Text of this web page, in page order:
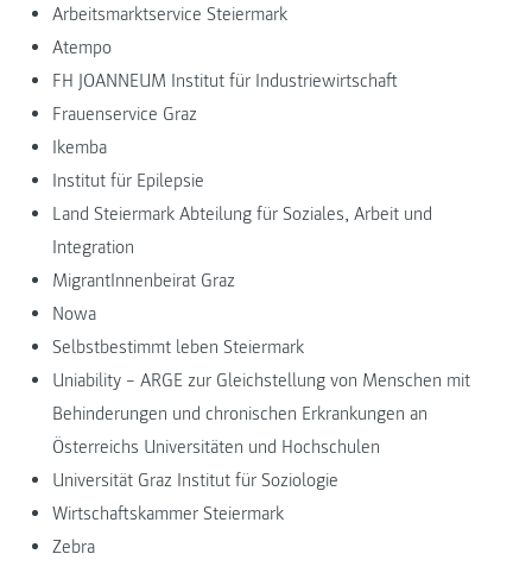
Arbeitsmarktservice Steiermark
Atempo
FH JOANNEUM Institut für Industriewirtschaft
Frauenservice Graz
Ikemba
Institut für Epilepsie
Land Steiermark Abteilung für Soziales, Arbeit und
Integration
MigrantInnenbeirat Graz
Nowa
Selbstbestimmt leben Steiermark
Uniability – ARGE zur Gleichstellung von Menschen mit
Behinderungen und chronischen Erkrankungen an
Österreichs Universitäten und Hochschulen
Universität Graz Institut für Soziologie
Wirtschaftskammer Steiermark
Zebra